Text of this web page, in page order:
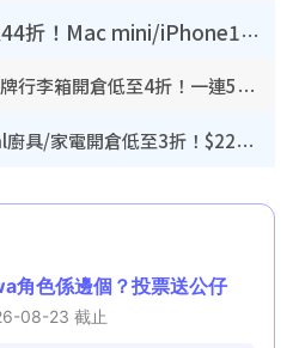
豐澤優惠勁減低至44折！Mac mini/iPhone17Pro大減價！廚房家電$220起
開倉優惠｜尖沙咀名牌行李箱開倉低至4折！一連5日 American Tourister/ace./Hallmark $200起！
廚具開倉｜特福Tefal廚具/家電開倉低至3折！$220起買平底鍋/炒鑊/湯煲！電飯煲/吸塵機/燙斗$418起